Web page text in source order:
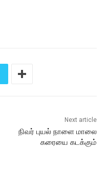
Next article
நிவர் புயல் நாளை மாலை
கரையை கடக்கும்